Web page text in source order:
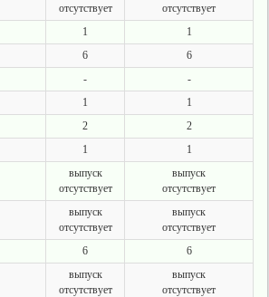
отсутствует
отсутствует
1
1
6
6
-
-
1
1
2
2
1 1
выпуск
отсутствует
выпуск
отсутствует
выпуск
отсутствует
выпуск
отсутствует
6 6
выпуск
отсутствует
выпуск
отсутствует